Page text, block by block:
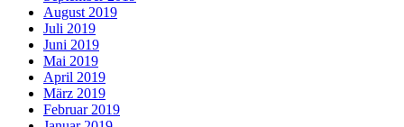
August 2019
Juli 2019
Juni 2019
Mai 2019
April 2019
März 2019
Februar 2019